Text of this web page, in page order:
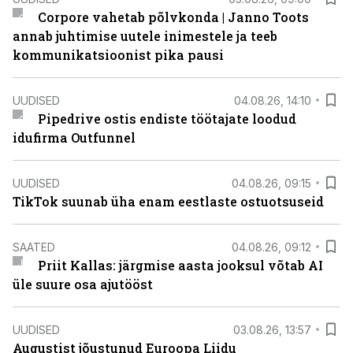
Corpore vahetab põlvkonda | Janno Toots
annab juhtimise uutele inimestele ja teeb
kommunikatsioonist pika pausi
UUDISED 04.08.26, 14:10
Pipedrive ostis endiste töötajate loodud
idufirma Outfunnel
UUDISED 04.08.26, 09:15
TikTok suunab üha enam eestlaste ostuotsuseid
SAATED 04.08.26, 09:12
Priit Kallas: järgmise aasta jooksul võtab AI
üle suure osa ajutööst
UUDISED 03.08.26, 13:57
Augustist jõustunud Euroopa Liidu